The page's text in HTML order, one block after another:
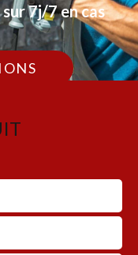
7j/7 en cas